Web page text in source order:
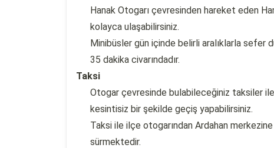
Hanak Otogarı çevresinden hareket eden
kolayca ulaşabilirsiniz.
Minibüsler gün içinde belirli aralıklarla sefer
35 dakika civarındadır.
Taksi
Otogar çevresinde bulabileceğiniz taksiler
kesintisiz bir şekilde geçiş yapabilirsiniz.
Taksi ile ilçe otogarından Ardahan
sürmektedir.